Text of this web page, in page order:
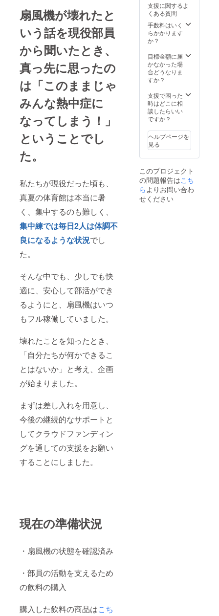
扇風機が壊れたと
いう話を現役部員
から聞いたとき、
真っ先に思ったの
は「このままじゃ
みんな熱中症に
なってしまう！」
ということでし
た。
私たちが現役だった頃も、
真夏の体育館は本当に暑
く、集中するのも難しく、
集中練では毎日2人は体調不
良になるような状況でし
た。
そんな中でも、少しでも快
適に、安心して部活ができ
るようにと、扇風機はいつ
もフル稼働していました。
壊れたことを知ったとき、
「自分たちが何かできるこ
とはないか」と考え、企画
が始まりました。
まずは差し入れを用意し、
今後の継続的なサポートと
してクラウドファンディン
グを通しての支援をお願い
することにしました。
現在の準備状況
・扇風機の状態を確認済み
・部員の活動を支えるため
の飲料の購入
購入した飲料の商品はこち
サイズ
（21cm
×
14.85c
印刷・
両面 チ
ラシ：
（21cm
×
29.7cm
）／カ
刷・片
面 内
容：
JDCが
て行う
舞台公
演のプ
ログラ
ム・
10月26
日(日)
時間未
定 場所
: 静岡県
大講堂
大講堂
公演を
ご覧い
る座席
の確保
をいた
しま
ステム
の関係
上、一
口につ
ご用意
とさせ
ていた
だきま
す。
支援に関するよ
くある質問
手数料はいく
らかかります
か？
目標金額に届
かなかった場
合どうなりま
すか？
支援で困った
時はどこに相
談したらいい
ですか？
ヘルプページを
見る
このプロジェクト
の問題報告はこち
ら よりお問い合わ
せください